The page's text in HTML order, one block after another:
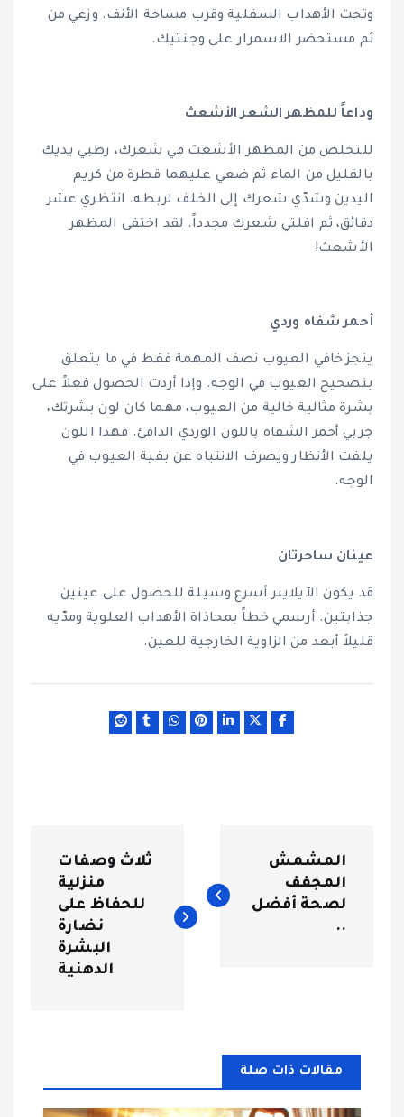
وتحت الأهداب السفلية وقرب مساحة الأنف. وزعي من
ثم مستحضر الاسمرار على وجنتيك.
وداعاً للمظهر الشعر الأشعث
للتخلص من المظهر الأشعث في شعرك، رطبي يديك
بالقليل من الماء ثم ضعي عليهما قطرة من كريم
اليدين وشدّي شعرك إلى الخلف لربطه. انتظري عشر
دقائق، ثم افلتي شعرك مجدداً. لقد اختفى المظهر
الأشعث!
أحمر شفاه وردي
ينجز خافي العيوب نصف المهمة فقط في ما يتعلق
بتصحيح العيوب في الوجه. وإذا أردت الحصول فعلاً على
بشرة مثالية خالية من العيوب، مهما كان لون بشرتك،
جربي أحمر الشفاه باللون الوردي الدافئ. فهذا اللون
يلفت الأنظار ويصرف الانتباه عن بقية العيوب في
الوجه.
عينان ساحرتان
قد يكون الآيلاينر أسرع وسيلة للحصول على عينين
جذابتين. أرسمي خطاً بمحاذاة الأهداب العلوية ومدّيه
قليلاً أبعد من الزاوية الخارجية للعين.
ص
المشمش
المجفف
لصحة أفضل
..
ثلاث وصفات
منزلية
للحفاظ على
نضارة
البشرة
الدهنية
مقالات ذات صلة